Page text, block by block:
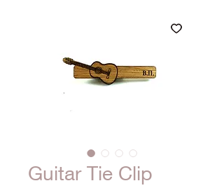
Guitar Tie Clip